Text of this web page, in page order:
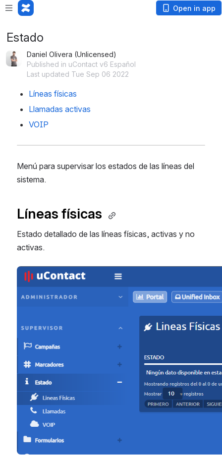
Open in app
Estado
Daniel Olivera (Unlicensed)
Published in uContact v6 Español
Last updated Tue Sep 06 2022
Líneas físicas
Llamadas activas
VOIP
Menú para supervisar los estados de las líneas del
sistema.
Líneas físicas
Estado detallado de las líneas físicas, activas y no
activas.
Open